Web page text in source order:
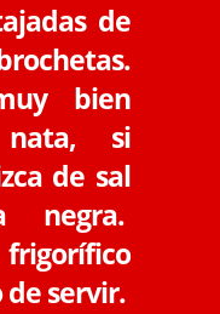
de
bien
si
de sal
negra.
servir.